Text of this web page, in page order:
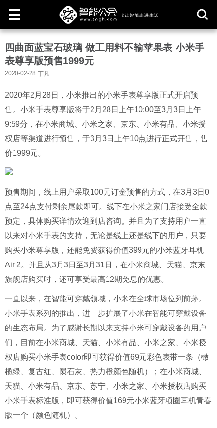
四曲面蓝宝石玻璃 做工用料不输苹果表 小米手
表尊享版预售1999元
2020-02-28 丁凡
2020年2月28日，小米推出的小米手表尊享版正式开启预
售。小米手表尊享版将于2月28日上午10:00至3月3日上午
9:59分，在小米商城、小米之家、京东、小米有品、小米授
权店等渠道进行预售，于3月3日上午10点进行正式开售，售
价1999元。
预售期间，线上用户采取100元订金预售的方式，在3月3日0
点至24点支付剩余尾款即可。线下在小米之家门店接受全款
预定，具体购买详情欢迎到店咨询。并且为了支持用户一直
以来对小米手表的支持，无论是线上还是线下的用户，只要
购买小米尊享版，还能免费获得价值399元的小米蓝牙耳机
Air 2。并且从3月3日至3月31日，在小米商城、天猫、京东
旗舰店购买时，还可享受最高12期免息的优惠。
一直以来，在智能可穿戴领域，小米在全球市场位列前茅。
小米手表系列的推出，进一步扩展了小米在智能可穿戴设备
的生态布局。为了感谢长期以来支持小米可穿戴设备的用户
们，目前在小米商城、天猫、小米有品、小米之家、小米授
权店购买小米手表color即可获得价值69元彩色表带一条（橄
榄绿、复古红、陨石灰、热力橙颜色随机）；在小米商城、
天猫、小米有品、京东、苏宁、小米之家、小米授权店购买
小米手表标准版，即可获得价值169元小米蓝牙项圈耳机青春
版一个（颜色随机）。